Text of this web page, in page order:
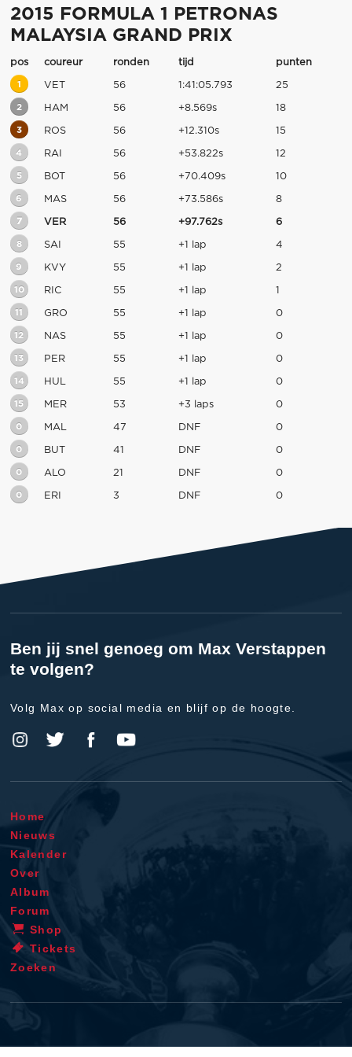
2015 FORMULA 1 PETRONAS
MALAYSIA GRAND PRIX
pos coureur ronden tijd punten
1 VET 56 1:41:05.793 25
2 HAM 56 +8.569s 18
3 ROS 56 +12.310s 15
4 RAI 56 +53.822s 12
5 BOT 56 +70.409s 10
6 MAS 56 +73.586s 8
7 VER 56 +97.762s 6
8 SAI 55 +1 lap 4
9 KVY 55 +1 lap 2
10 RIC 55 +1 lap 1
11 GRO 55 +1 lap 0
12 NAS 55 +1 lap 0
13 PER 55 +1 lap 0
14 HUL 55 +1 lap 0
15 MER 53 +3 laps 0
0 MAL 47 DNF 0
0 BUT 41 DNF 0
0 ALO 21 DNF 0
0 ERI 3 DNF 0
Ben jij snel genoeg om Max Verstappen
te volgen?
Volg Max op social media en blijf op de hoogte.
Home
Nieuws
Kalender
Over
Album
Forum
Shop
Tickets
Zoeken